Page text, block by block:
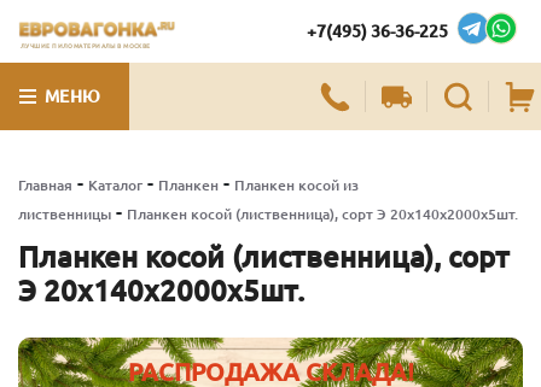
ЛУЧШИЕ ПИЛОМАТЕРИАЛЫ В МОСКВЕ
+7(495) 36-36-225
МЕНЮ
Главная - Каталог - Планкен - Планкен косой из
лиственницы - Планкен косой (лиственница), сорт Э 20х140х2000х5шт.
Планкен косой (лиственница), сорт
Э 20х140х2000х5шт.
РАСПРОДАЖА СКЛАДА!